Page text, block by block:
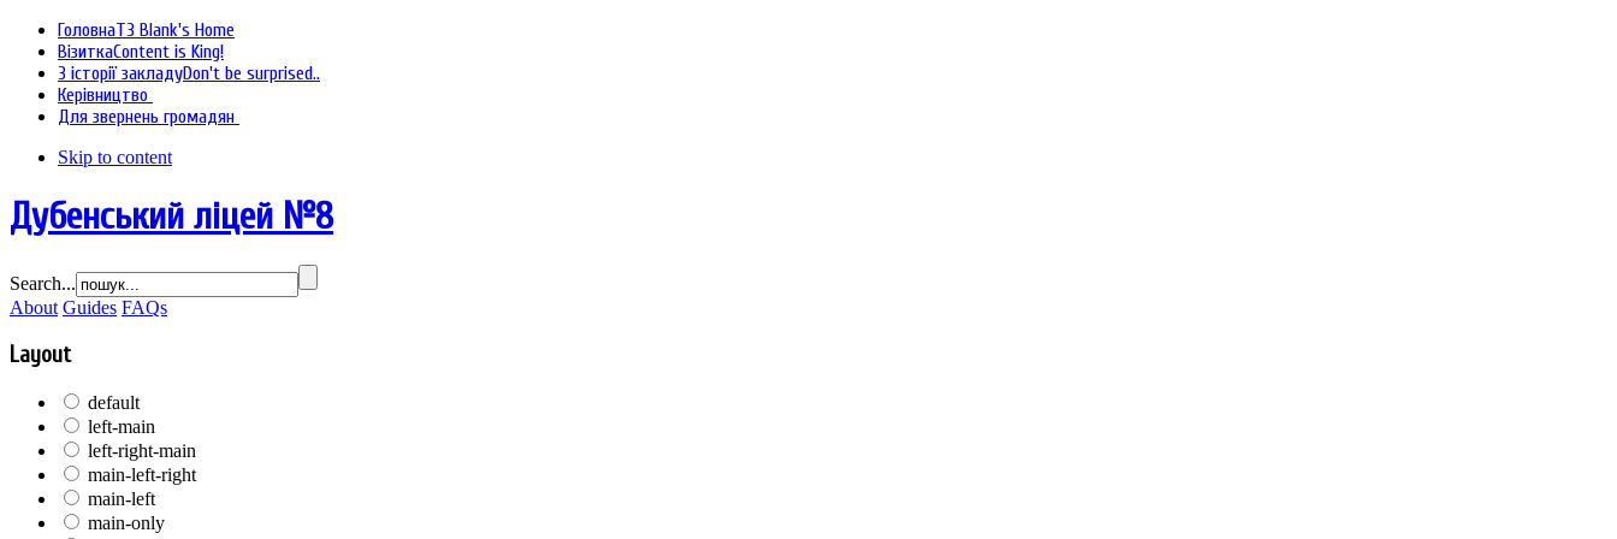
ГоловнаT3 Blank's Home
ВізиткаContent is King!
З історії закладуDon't be surprised..
Керівництво
Для звернень громадян
Skip to content
Дубенський ліцей №8
Search...
About Guides FAQs
Layout
default
left-main
left-right-main
main-left-right
main-left
main-only